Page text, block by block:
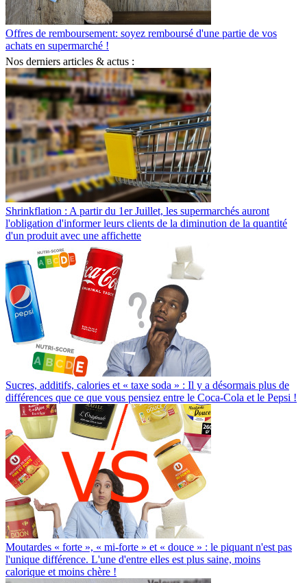
Offres de remboursement: soyez remboursé d'une partie de vos
achats en supermarché !
Nos derniers articles & actus :
Shrinkflation : A partir du 1er Juillet, les supermarchés auront
l'obligation d'informer leurs clients de la diminution de la quantité
d'un produit avec une affichette
Sucres, additifs, calories et « taxe soda » : Il y a désormais plus de
différences que ce que vous pensiez entre le Coca-Cola et le Pepsi !
Moutardes « forte », « mi-forte » et « douce » : le piquant n'est pas
l'unique différence. L'une d'entre elles est plus saine, moins
calorique et moins chère !